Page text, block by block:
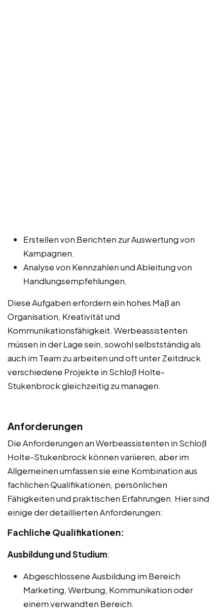
Erstellen von Berichten zur Auswertung von
Kampagnen.
Analyse von Kennzahlen und Ableitung von
Handlungsempfehlungen.
Diese Aufgaben erfordern ein hohes Maß an
Organisation, Kreativität und
Kommunikationsfähigkeit. Werbeassistenten
müssen in der Lage sein, sowohl selbstständig als
auch im Team zu arbeiten und oft unter Zeitdruck
verschiedene Projekte in Schloß Holte-
Stukenbrock gleichzeitig zu managen.
Anforderungen
Die Anforderungen an Werbeassistenten in Schloß
Holte-Stukenbrock können variieren, aber im
Allgemeinen umfassen sie eine Kombination aus
fachlichen Qualifikationen, persönlichen
Fähigkeiten und praktischen Erfahrungen. Hier sind
einige der detaillierten Anforderungen:
Fachliche Qualifikationen:
Ausbildung und Studium:
Abgeschlossene Ausbildung im Bereich
Marketing, Werbung, Kommunikation oder
einem verwandten Bereich.